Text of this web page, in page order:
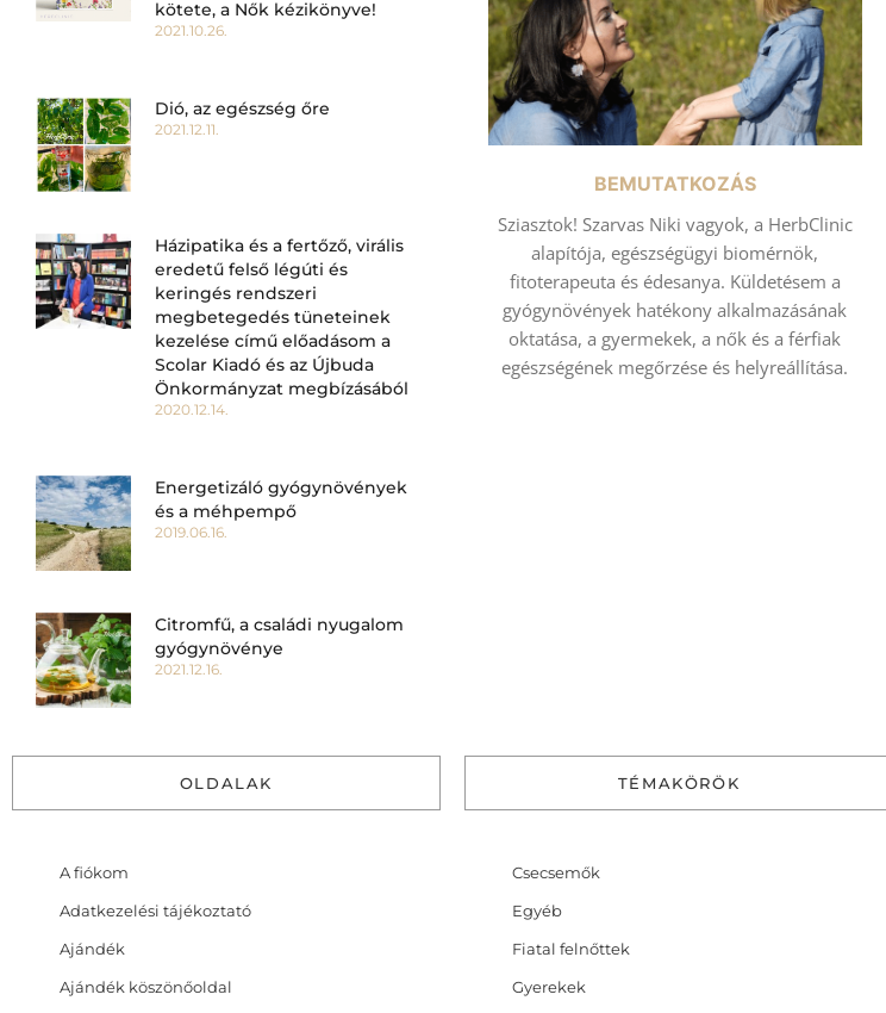
kötete, a Nők kézikönyve!
2021.10.26.
Dió, az egészség őre
2021.12.11.
Házipatika és a fertőző, virális
eredetű felső légúti és
keringés rendszeri
megbetegedés tüneteinek
kezelése című előadásom a
Scolar Kiadó és az Újbuda
Önkormányzat megbízásából
2020.12.14.
Energetizáló gyógynövények
és a méhpempő
2019.06.16.
Citromfű, a családi nyugalom
gyógynövénye
2021.12.16.
BEMUTATKOZÁS
Sziasztok! Szarvas Niki vagyok, a HerbClinic
alapítója, egészségügyi biomérnök,
fitoterapeuta és édesanya. Küldetésem a
gyógynövények hatékony alkalmazásának
oktatása, a gyermekek, a nők és a férfiak
egészségének megőrzése és helyreállítása.
OLDALAK
A fiókom
Adatkezelési tájékoztató
Ajándék
Ajándék köszönőoldal
TÉMAKÖRÖK
Csecsemők
Egyéb
Fiatal felnőttek
Gyerekek